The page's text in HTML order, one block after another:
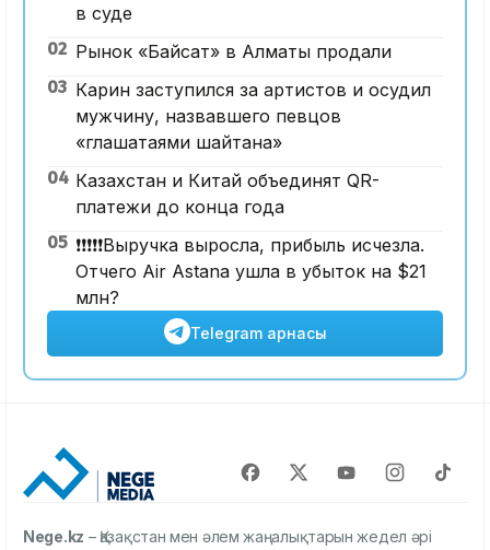
в суде
02 Рынок «Байсат» в Алматы продали
03 Карин заступился за артистов и осудил
мужчину, назвавшего певцов
«глашатаями шайтана»
04 Казахстан и Китай объединят QR-
платежи до конца года
05 ❗️❗️❗️❗️❗️Выручка выросла, прибыль исчезла.
Отчего Air Astana ушла в убыток на $21
млн?
Telegram арнасы
Nege.kz – Қазақстан мен әлем жаңалықтарын жедел әрі